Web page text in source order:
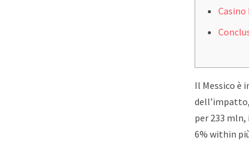
Casino
Il Messico è
per 233 mln,
6% within